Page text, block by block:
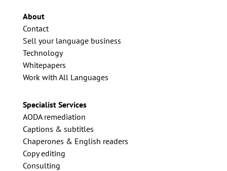
About
Contact
Sell your language business
Technology
Whitepapers
Work with All Languages
Specialist Services
AODA remediation
Captions & subtitles
Chaperones & English readers
Copy editing
Consulting